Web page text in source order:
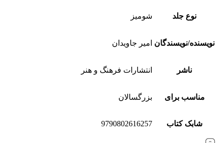
نوع جلد شومیز
نویسنده/نویسندگان امیر جاویدان
ناشر انتشارات فرهنگ و هنر
مناسب برای بزرگسالان
شابک کتاب 9790802616257